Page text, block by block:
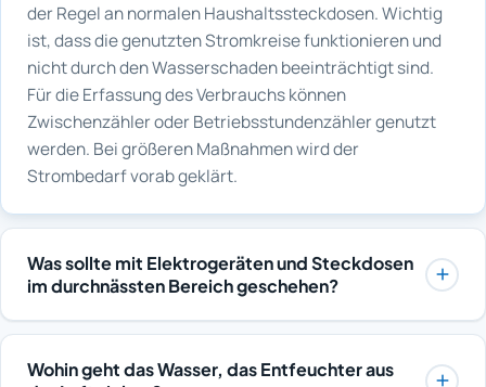
der Regel an normalen Haushaltssteckdosen. Wichtig
ist, dass die genutzten Stromkreise funktionieren und
nicht durch den Wasserschaden beeinträchtigt sind.
Für die Erfassung des Verbrauchs können
Zwischenzähler oder Betriebsstundenzähler genutzt
werden. Bei größeren Maßnahmen wird der
Strombedarf vorab geklärt.
Was sollte mit Elektrogeräten und Steckdosen
im durchnässten Bereich geschehen?
Durchnässte Steckdosen, Verteiler und Geräte sollten
nicht weiter verwendet und die betroffenen
Wohin geht das Wasser, das Entfeuchter aus